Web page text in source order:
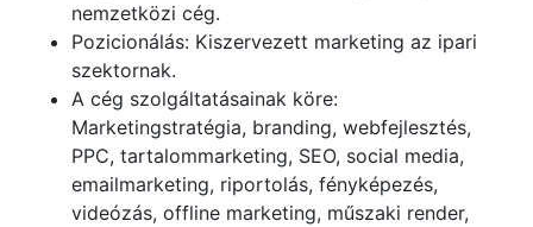
nemzetközi cég.
Pozicionálás: Kiszervezett marketing az ipari
szektornak.
A cég szolgáltatásainak köre:
Marketingstratégia, branding, webfejlesztés,
PPC, tartalommarketing, SEO, social media,
emailmarketing, riportolás, fényképezés,
videózás, offline marketing, műszaki render,